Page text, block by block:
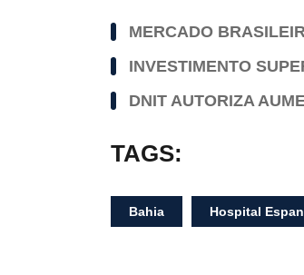
MERCADO
INVESTIMENTO
DNIT AUTORIZA
TAGS:
Bahia Hospital